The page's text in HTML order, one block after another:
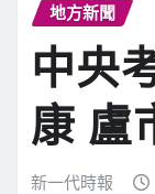
地方新聞
中央
康 盧
新一代時報